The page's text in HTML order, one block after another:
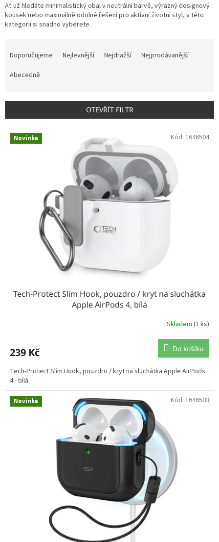
Ať už hledáte minimalistický obal v neutrální barvě, výrazný designový
kousek nebo maximálně odolné řešení pro aktivní životní styl, v této
kategorii si snadno vyberete.
r
o
d
Doporučujeme Nejlevnější Nejdražší
Nejprodávanější
Abecedně
OTEVŘÍT FILTR
V Novinka
Tech-Protect Slim Hook, pouzdro / kryt na sluchátka
Apple AirPods 4, bílá
Skladem (1 ks)
239 Kč Do košíku
Tech-Protect Slim Hook, pouzdro / kryt na sluchátka Apple AirPods
4 - bílá.
Kód: 1646504
Novinka Kód: 1646503